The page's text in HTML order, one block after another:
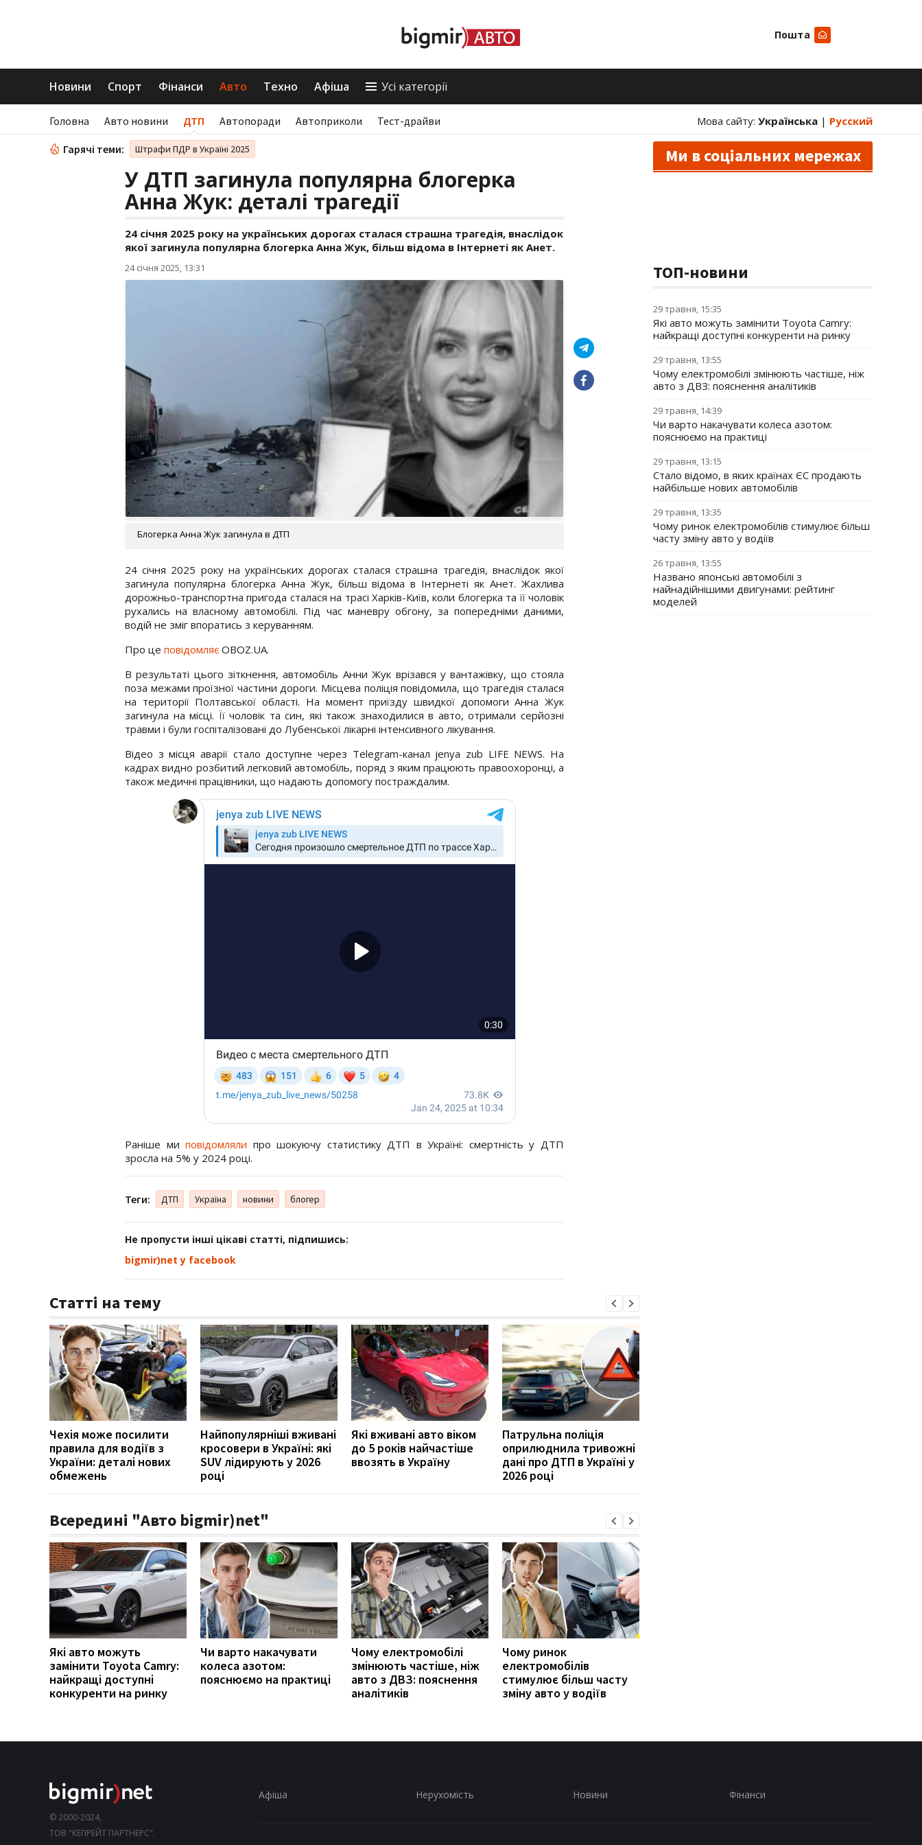
Пошта
Новини Спорт Фінанси Авто Техно Афіша Усі категорії
Головна Авто новини ДТП Автопоради Автоприколи Тест-драйви Мова сайту: Українська | Русский
Гарячі теми: Штрафи ПДР в Україні 2025
У ДТП загинула популярна блогерка
Анна Жук: деталі трагедії
24 січня 2025 року на українських дорогах сталася страшна трагедія, внаслідок
якої загинула популярна блогерка Анна Жук, більш відома в Інтернеті як Анет.
24 січня 2025, 13:31
Блогерка Анна Жук загинула в ДТП
24 січня 2025 року на українських дорогах сталася страшна трагедія, внаслідок якої
загинула популярна блогерка Анна Жук, більш відома в Інтернеті як Анет. Жахлива
дорожньо-транспортна пригода сталася на трасі Харків-Київ, коли блогерка та її чоловік
рухались на власному автомобілі. Під час маневру обгону, за попередніми даними,
водій не зміг впоратись з керуванням.
Про це повідомляє OBOZ.UA.
В результаті цього зіткнення, автомобіль Анни Жук врізався у вантажівку, що стояла
поза межами проїзної частини дороги. Місцева поліція повідомила, що трагедія сталася
на території Полтавської області. На момент приїзду швидкої допомоги Анна Жук
загинула на місці. Її чоловік та син, які також знаходилися в авто, отримали серйозні
травми і були госпіталізовані до Лубенської лікарні інтенсивного лікування.
Відео з місця аварії стало доступне через Telegram-канал jenya zub LIFE NEWS. На
кадрах видно розбитий легковий автомобіль, поряд з яким працюють правоохоронці, а
також медичні працівники, що надають допомогу постраждалим.
Раніше миповідомляли про шокуючу статистику ДТП в Україні: смертність у ДТП
зросла на 5% у 2024 році.
Теги: ДТП Україна новини блогер
Не пропусти інші цікаві статті, підпишись:
bigmir)net у facebook
Статті на тему
Чехія може посилити
правила для водіїв з
України: деталі нових
обмежень
Найпопулярніші вживані
кросовери в Україні: які
SUV лідирують у 2026
році
Які вживані авто віком
до 5 років найчастіше
ввозять в Україну
Патрульна поліція
оприлюднила тривожні
дані про ДТП в Україні у
2026 році
Всередині "Авто bigmir)net"
Які авто можуть
замінити Toyota Camry:
найкращі доступні
конкуренти на ринку
Чи варто накачувати
колеса азотом:
пояснюємо на практиці
Чому електромобілі
змінюють частіше, ніж
авто з ДВЗ: пояснення
аналітиків
Чому ринок
електромобілів
стимулює більш часту
зміну авто у водіїв
Ми в соціальних мережах
ТОП-новини
29 травня, 15:35
Які авто можуть замінити Toyota Camry:
найкращі доступні конкуренти на ринку
29 травня, 13:55
Чому електромобілі змінюють частіше, ніж
авто з ДВЗ: пояснення аналітиків
29 травня, 14:39
Чи варто накачувати колеса азотом:
пояснюємо на практиці
29 травня, 13:15
Стало відомо, в яких країнах ЄС продають
найбільше нових автомобілів
29 травня, 13:35
Чому ринок електромобілів стимулює більш
часту зміну авто у водіїв
26 травня, 13:55
Названо японські автомобілі з
найнадійнішими двигунами: рейтинг
моделей
© 2000-2024,
ТОВ "КЕПРЕЙТ ПАРТНЕРС".
Афіша Нерухомість Новини Фінанси